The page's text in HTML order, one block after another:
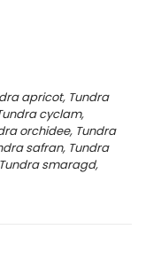
apricot, Tundra
cyclam,
orchidee, Tundra
safran, Tundra
smaragd,